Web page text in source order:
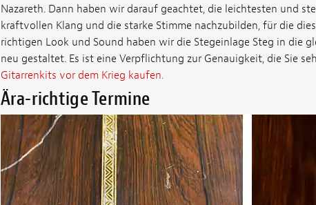
Nazareth. Dann haben wir darauf geachtet, die leichtesten und
kraftvollen Klang und die starke Stimme nachzubilden, für die
richtigen Look und Sound haben wir die Stegeinlage Steg in die
neu gestaltet. Es ist eine Verpflichtung zur Genauigkeit, die Sie
Gitarrenkits vor dem Krieg kaufen.
Ära-richtige Termine